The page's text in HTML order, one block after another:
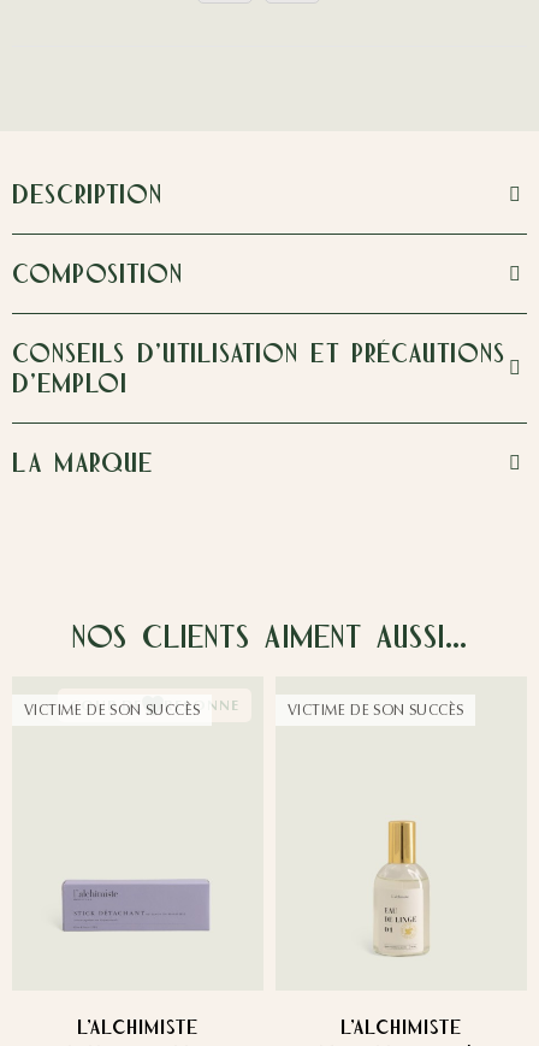
DESCRIPTION
COMPOSITION
CONSEILS D'UTILISATION ET PRÉCAUTIONS
D'EMPLOI
LA MARQUE
Nos clients aiment aussi…
VICTIME DE SON SUCCÈS
COUP DE RESONNE
L'ALCHIMISTE
VICTIME DE SON SUCCÈS
L'ALCHIMISTE